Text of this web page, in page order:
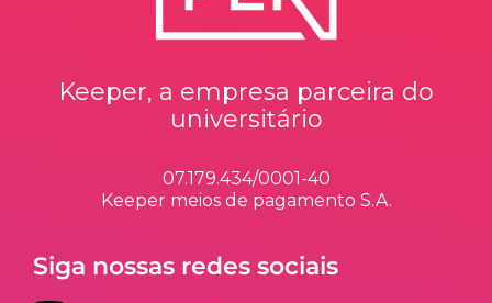
Keeper, a empresa parceira do
universitário
07.179.434/0001-40
Keeper meios de pagamento S.A.
Siga nossas redes sociais